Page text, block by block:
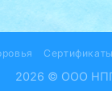
Сертификаты
2026 © ООО НПП